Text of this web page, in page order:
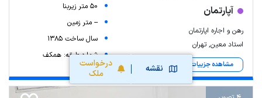
نقشه
درخواست
ملک
آپارتمان
رهن و اجاره اپارتمان
استاد معین, تهران
مشاهده جزییات
50 متر زیربنا
-- متر زمین
سال ساخت 1385
شماره طبقه: همکف